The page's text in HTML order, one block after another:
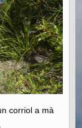
corriol a mà